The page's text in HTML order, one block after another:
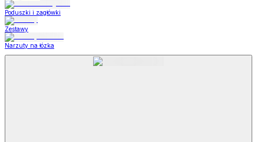
Poduszki i zagłówki
Zestawy
Narzuty na łózka